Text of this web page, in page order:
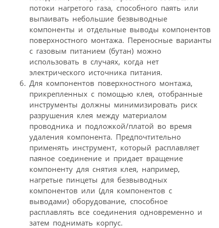
потоки нагретого газа, способного паять или
выпаивать небольшие безвыводные
компоненты и отдельные выводы компонентов
поверхностного монтажа. Переносные варианты
с газовым питанием (бутан) можно
использовать в случаях, когда нет
электрического источника питания.
Для компонентов поверхностного монтажа,
прикрепленных с помощью клея, отобранные
инструменты должны минимизировать риск
разрушения клея между материалом
проводника и подложкой/платой во время
удаления компонента. Предпочтительно
применять инструмент, который расплавляет
паяное соединение и придает вращение
компоненту для снятия клея, например,
нагретые пинцеты для безвыводных
компонентов или (для компонентов с
выводами) оборудование, способное
расплавлять все соединения одновременно и
затем поднимать корпус.